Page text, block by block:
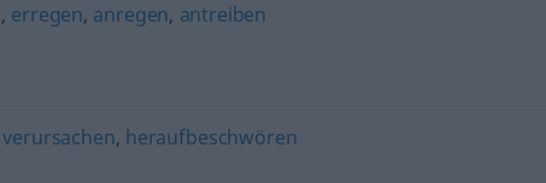
, erregen, anregen, antreiben
verursachen, heraufbeschwören